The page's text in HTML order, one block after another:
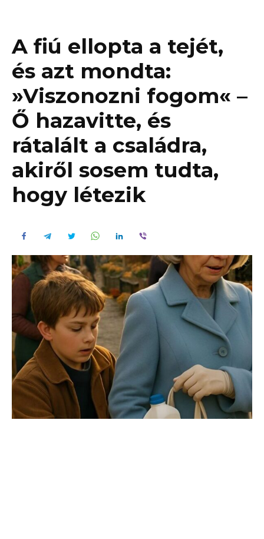
A fiú ellopta a tejét,
és azt mondta:
»Viszonozni fogom« –
Ő hazavitte, és
rátalált a családra,
akiről sosem tudta,
hogy létezik